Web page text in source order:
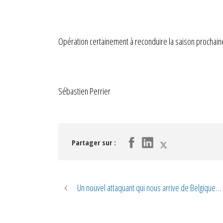
Opération certainement à reconduire la saison
Sébastien Perrier
Partager sur :
Un nouvel attaquant qui nous arrive de Belgique…